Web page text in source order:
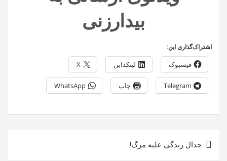
بیدارزنی
اشتراک‌گذاری این:
فیسبوک لینکداین X
Telegram چاپ WhatsApp
نوشته
جدال زندگی علیه مرگ!